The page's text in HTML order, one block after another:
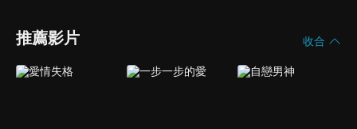
推薦影片 收合